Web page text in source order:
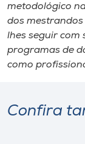
metodológico
dos mestrandos
lhes seguir com
programas de
como
Confira